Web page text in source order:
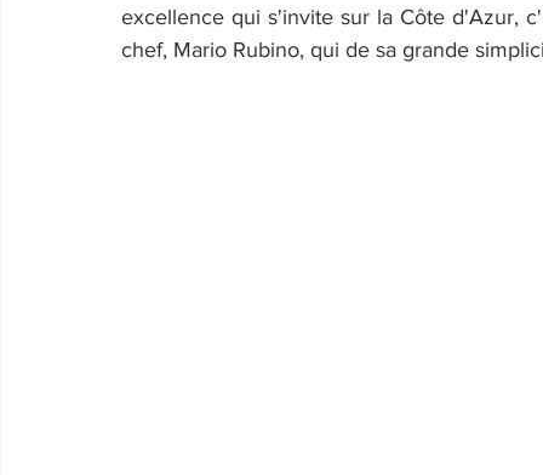
excellence qui s'invite sur la Côte d'Azur,
chef, Mario Rubino, qui de sa grande